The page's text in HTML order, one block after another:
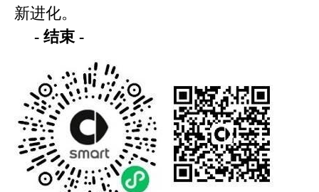
新进化。
- 结束 -